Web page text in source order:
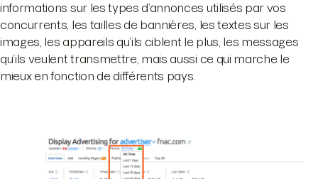
informations sur les types d’annonces utilisés par vos
concurrents, les tailles de bannières, les textes sur les
images, les appareils qu’ils ciblent le plus, les messages
qu’ils veulent transmettre, mais aussi ce qui marche le
mieux en fonction de différents pays.